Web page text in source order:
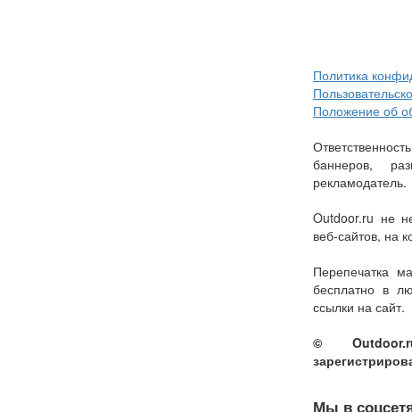
Политика
Положение об
баннеров,
рекламодатель.
Outdoor.ru не
веб-сайтов, на
Перепечатка
бесплатно в
ссылки на сайт.
©
Мы в